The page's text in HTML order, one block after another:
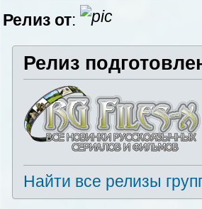
Релиз от:
Релиз
Найти все релизы